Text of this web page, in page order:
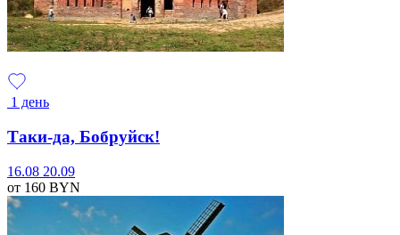
1 день
Таки-да, Бобруйск!
16.08 20.09
от 160 BYN